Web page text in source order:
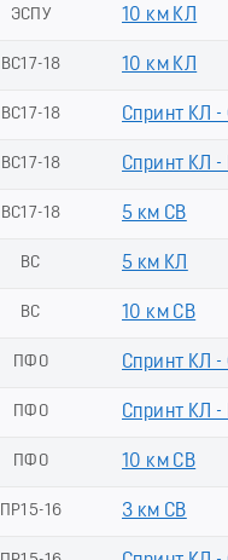
ЭСПУ 10 км КЛ
ВС17-18 10 км КЛ
ВС17-18 Спринт КЛ
ВС17-18 Спринт КЛ -
ВС17-18 5 км СВ
ВС 5 км КЛ
ВС 10 км СВ
ПФО Спринт КЛ
ПФО Спринт КЛ -
ПФО 10 км СВ
ПР15-16 3 км СВ